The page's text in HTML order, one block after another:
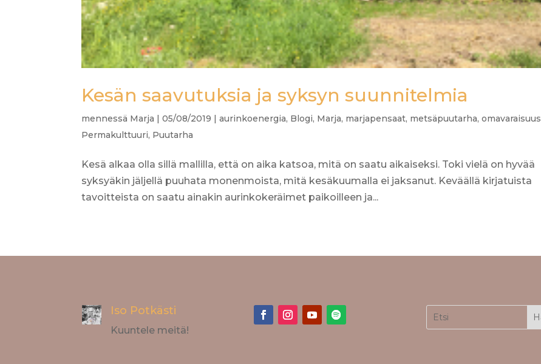
Kesän saavutuksia ja syksyn suunnitelmia
mennessä Marja |05/08/2019 |aurinkoenergia, Blogi, Marja, marjapensaat, metsäpuutarha,omavaraisuus
Permakulttuuri, Puutarha
Kesä alkaa olla sillä mallilla, että on aika katsoa, mitä on saatu aikaiseksi. Toki vielä on hyvää
syksyäkin jäljellä puuhata monenmoista, mitä kesäkuumalla ei jaksanut. Keväällä kirjatuista
tavoitteista on saatu ainakin aurinkokeräimet paikoilleen ja...
Iso Potkästi
Kuuntele meitä!